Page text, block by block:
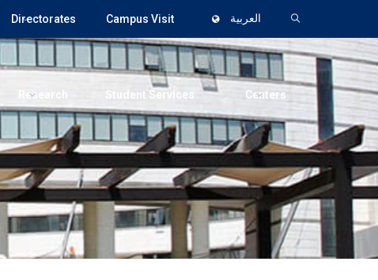
Directorates Campus Visit العربية
Research Student Services Centers